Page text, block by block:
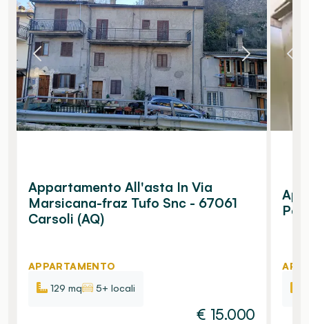
Appartamento All'asta In Via
Marsicana-fraz Tufo Snc - 67061
Carsoli (AQ)
APPARTAMENTO
129 mq
5+ locali
€ 15.000